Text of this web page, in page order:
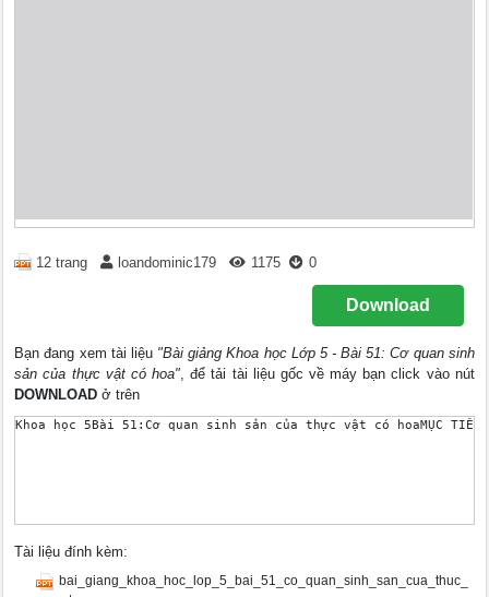
12 trang loandominic179 1175 0
Download
Bạn đang xem tài liệu "Bài giảng Khoa học Lớp 5 - Bài 51: Cơ quan sinh
sản của thực vật có hoa", để tải tài liệu gốc về máy bạn click vào nút
DOWNLOAD ở trên
Tài liệu đính kèm:
bai_giang_khoa_hoc_lop_5_bai_51_co_quan_sinh_san_cua_thuc_